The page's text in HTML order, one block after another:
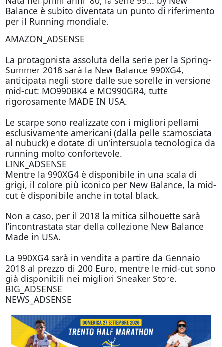
Balance è subito diventata un punto di riferimento
per il Running mondiale.
AMAZON_ADSENSE
La protagonista assoluta della serie per la Spring-
Summer 2018 sarà la New Balance 990XG4,
anticipata negli store dalle sue sorelle in versione
mid-cut: MO990BK4 e MO990GR4, tutte
rigorosamente MADE IN USA.
Le scarpe sono realizzate con i migliori pellami
esclusivamente americani (dalla pelle scamosciata
al nubuck) e dotate di un'intersuola tecnologica da
running molto confortevole.
LINK_ADSENSE
Mentre la 990XG4 è disponibile in una scala di
grigi, il colore più iconico per New Balance, la mid-
cut è disponibile anche in total black.
Non a caso, per il 2018 la mitica silhouette sarà
l’incontrastata star della collezione New Balance
Made in USA.
La 990XG4 sarà in vendita a partire da Gennaio
2018 al prezzo di 200 Euro, mentre le mid-cut sono
già disponibili nei migliori Sneaker Store.
BIG_ADSENSE
NEWS_ADSENSE